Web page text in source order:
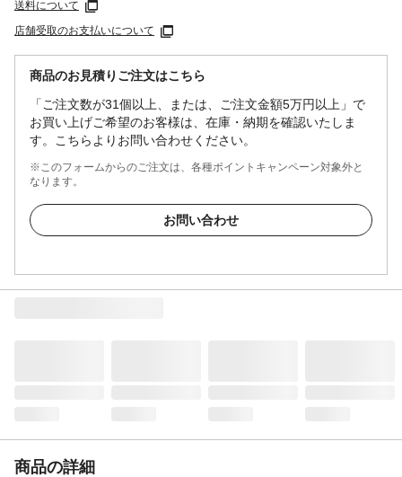
送料について
店舗受取のお支払いについて
商品のお見積りご注文はこちら
「ご注文数が31個以上、または、ご注文金額5万円以上」で
お買い上げご希望のお客様は、在庫・納期を確認いたしま
す。こちらよりお問い合わせください。
※このフォームからのご注文は、各種ポイントキャンペーン対象外と
なります。
お問い合わせ
商品の詳細